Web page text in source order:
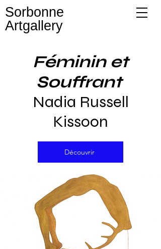
Sorbonne
Artgallery
Féminin et
Souffrant
Nadia Russell
Kissoon
Découvrir